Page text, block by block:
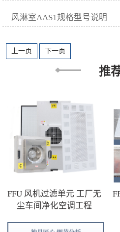
风淋室AAS1规格型号说明
上一页 下一页
推
FFU 风机过滤单元 工厂无
尘车间净化空调工程